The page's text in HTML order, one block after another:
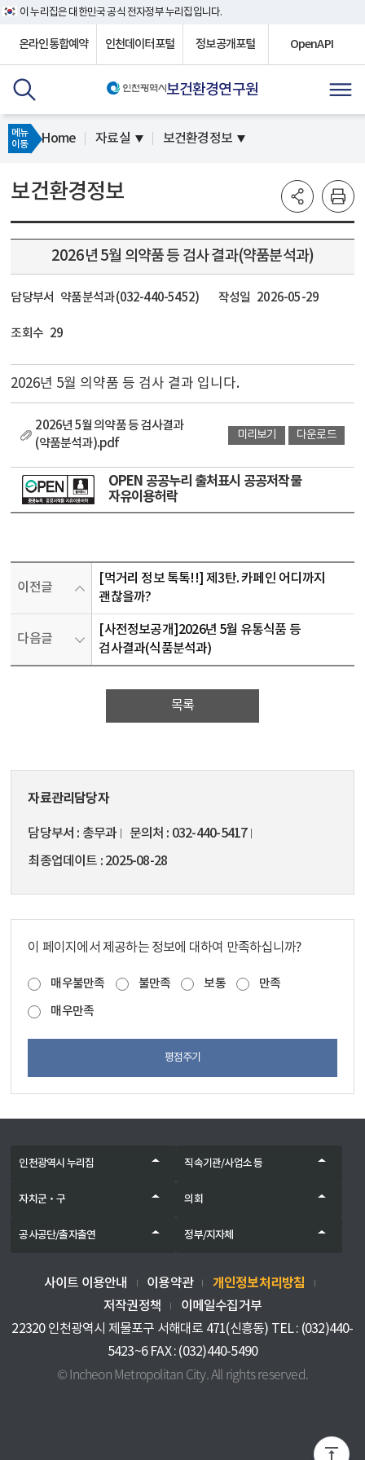
이 누리집은 대한민국 공식 전자정부 누리집입니다.
온라인통합예약 인천데이터포털 정보공개포털 OpenAPI
보건환경연구원
메뉴
이동
Home 자료실 보건환경정보
보건환경정보
2026년 5월 의약품 등 검사 결과(약품분석과)
담당부서 약품분석과 (032-440-5452) 작성일 2026-05-29
조회수 29
2026년 5월 의약품 등 검사 결과 입니다.
2026년 5월 의약품 등 검사결과
(약품분석과).pdf
미리보기 다운로드
OPEN 공공누리 출처표시 공공저작물
자유이용허락
이전글
[먹거리 정보 톡톡!!] 제3탄. 카페인 어디까지
괜찮을까?
다음글
[사전정보공개]2026년 5월 유통식품 등
검사결과(식품분석과)
목록
자료관리담당자
담당부서 총무과 문의처
032-440-5417
최종업데이트
2025-08-28
이 페이지에서 제공하는 정보에 대하여 만족하십니까?
매우불만족 불만족 보통
만족
매우만족
평점주기
인천광역시 누리집 직속기관/사업소 등
자치군‧구 의회
공사공단/출자출연 정부/지자체
사이트 이용안내 이용약관 개인정보처리방침
저작권정책
이메일수집거부
22320 인천광역시 제물포구 서해대로 471(신흥동) TEL : (032)440-
5423~6 FAX : (032)440-5490
© Incheon Metropolitan City. All rights reserved.